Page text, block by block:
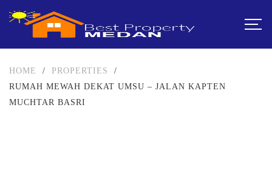
HOME / PROPERTIES
/
RUMAH MEWAH DEKAT UMSU – JALAN KAPTEN
MUCHTAR BASRI